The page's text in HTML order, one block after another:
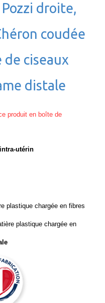
droite,
coudée
ciseaux
distale
produit en boîte de
utérin
plastique chargée en fibres
plastique chargée en